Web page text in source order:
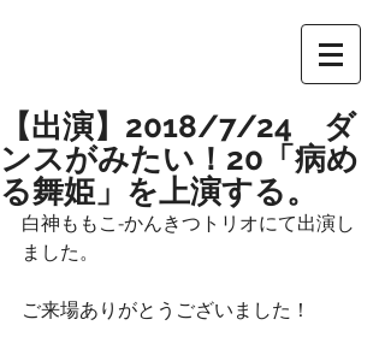
【出演】2018/7/24 ダ
ンスがみたい！20「病め
る舞姫」を上演する。
白神ももこ-かんきつトリオにて出演し
ました。
ご来場ありがとうございました！